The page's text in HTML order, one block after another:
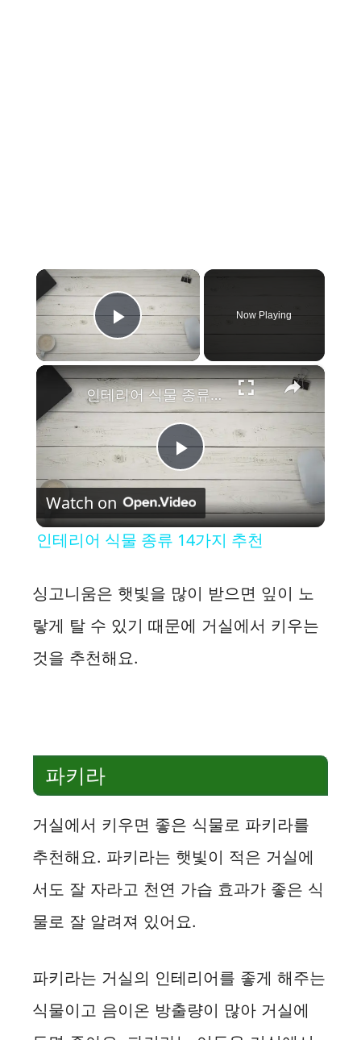
×
Play Video
Now Playing
×
P
l
y
d
o
인테리어 식물 종류 14가지 추천
Watch on
인테리어 식물 종류 14가지 추천
싱고니움은 햇빛을 많이 받으면 잎이 노
랗게 탈 수 있기 때문에 거실에서 키우는
것을 추천해요.
파키라
거실에서 키우면 좋은 식물로 파키라를
추천해요. 파키라는 햇빛이 적은 거실에
서도 잘 자라고 천연 가습 효과가 좋은 식
물로 잘 알려져 있어요.
파키라는 거실의 인테리어를 좋게 해주는
식물이고 음이온 방출량이 많아 거실에